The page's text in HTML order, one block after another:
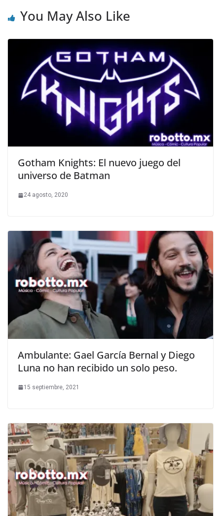
You May Also Like
Gotham Knights: El nuevo juego del
universo de Batman
24 agosto, 2020
Ambulante: Gael García Bernal y Diego
Luna no han recibido un solo peso.
15 septiembre, 2021